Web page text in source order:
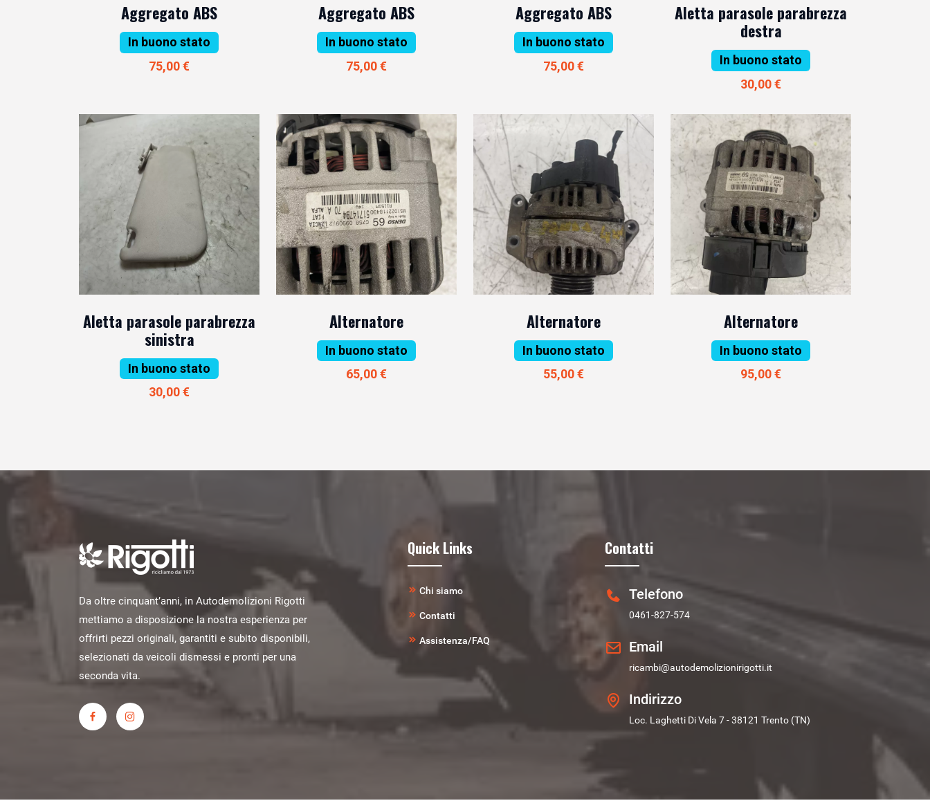
Aggregato ABS
In buono stato
75,00 €
Aggregato ABS
In buono stato
75,00 €
Aggregato ABS
In buono stato
75,00 €
Aletta parasole parabrezza
destra
In buono stato
30,00 €
Aletta parasole parabrezza
sinistra
In buono stato
30,00 €
Alternatore
In buono stato
65,00 €
Alternatore
In buono stato
55,00 €
Alternatore
In buono stato
95,00 €
Da oltre cinquant’anni, in Autodemolizioni Rigotti
mettiamo a disposizione la nostra esperienza per
offrirti pezzi originali, garantiti e subito disponibili,
selezionati da veicoli dismessi e pronti per una
seconda vita.
Quick Links
Chi siamo
Contatti
Assistenza/FAQ
Contatti
Telefono
0461-827-574
Email
ricambi@autodemolizionirigotti.it
Indirizzo
Loc. Laghetti Di Vela 7 - 38121 Trento (TN)